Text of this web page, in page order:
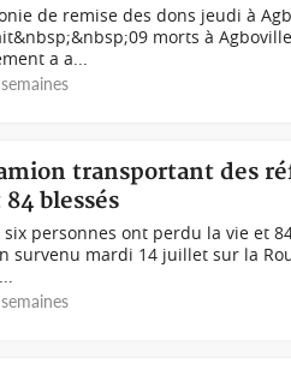
de remise des dons jeudi à
morts à
a a...
transportant des
blessés
personnes ont perdu la vie et
survenu mardi 14 juillet sur la